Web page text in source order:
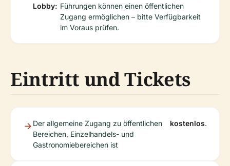
Lobby: Führungen können einen öffentlichen
Zugang ermöglichen – bitte Verfügbarkeit
im Voraus prüfen.
Eintritt und Tickets
Der allgemeine Zugang zu öffentlichen
Bereichen, Einzelhandels- und
Gastronomiebereichen ist
kostenlos.